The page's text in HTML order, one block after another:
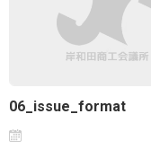
06_issue_format